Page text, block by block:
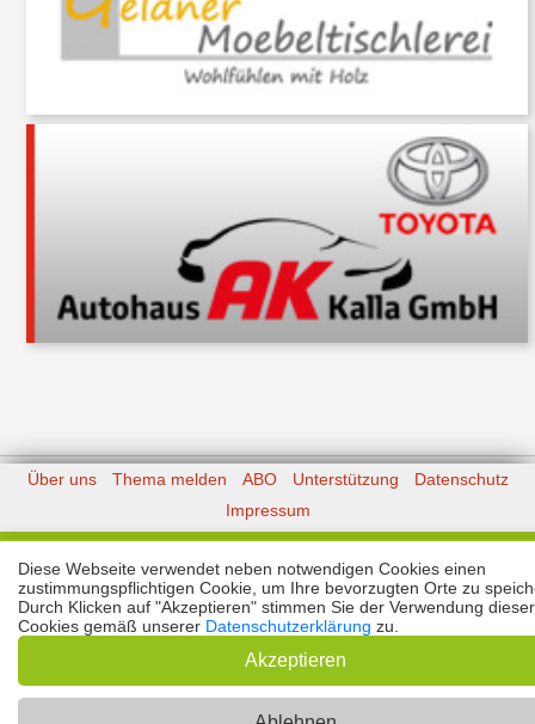
Über uns Thema melden ABO Unterstützung
Datenschutz
Impressum
Diese Webseite verwendet neben notwendigen Cookies einen
zustimmungspflichtigen Cookie, um Ihre bevorzugten Orte zu
Durch Klicken auf "Akzeptieren" stimmen Sie der Verwendung dieser
Cookies gemäß unserer Datenschutzerklärung zu.
Akzeptieren